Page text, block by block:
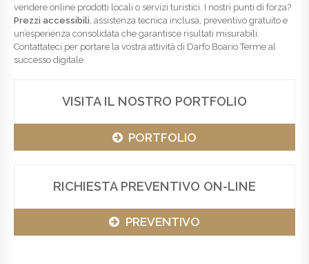
vendere online prodotti locali o servizi turistici. I nostri punti di forza?
Prezzi accessibili , assistenza tecnica inclusa, preventivo gratuito e
un’esperienza consolidata che garantisce risultati misurabili.
Contattateci per portare la vostra attività di Darfo Boario Terme al
successo digitale.
VISITA IL NOSTRO PORTFOLIO
PORTFOLIO
RICHIESTA PREVENTIVO ON-LINE
PREVENTIVO